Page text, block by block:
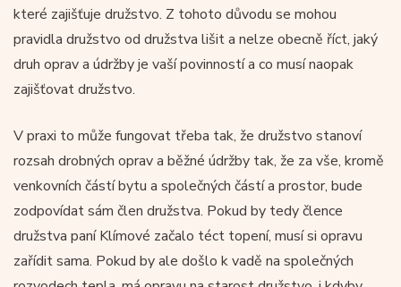
které zajišťuje družstvo. Z tohoto důvodu se mohou
pravidla družstvo od družstva lišit a nelze obecně říct, jaký
druh oprav a údržby je vaší povinností a co musí naopak
zajišťovat družstvo.
V praxi to může fungovat třeba tak, že družstvo stanoví
rozsah drobných oprav a běžné údržby tak, že za vše, kromě
venkovních částí bytu a společných částí a prostor, bude
zodpovídat sám člen družstva. Pokud by tedy člence
družstva paní Klímové začalo téct topení, musí si opravu
zařídit sama. Pokud by ale došlo k vadě na společných